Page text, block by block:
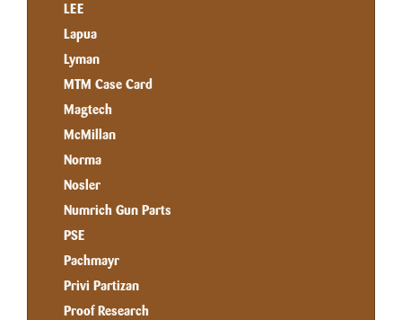
LEE
Lapua
Lyman
MTM Case Card
Magtech
McMillan
Norma
Nosler
Numrich Gun Parts
PSE
Pachmayr
Privi Partizan
Proof Research